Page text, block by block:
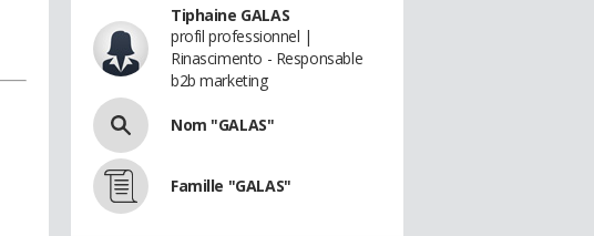
Tiphaine GALAS
profil professionnel |
Rinascimento - Responsable
b2b marketing
Nom "GALAS"
Famille "GALAS"